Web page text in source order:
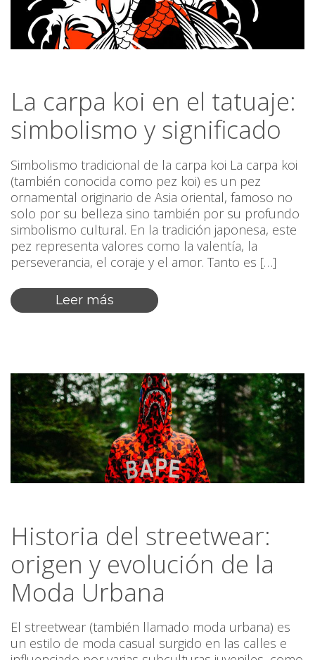
La carpa koi en el tatuaje:
simbolismo y significado
Simbolismo tradicional de la carpa koi La carpa koi
(también conocida como pez koi) es un pez
ornamental originario de Asia oriental, famoso no
solo por su belleza sino también por su profundo
simbolismo cultural. En la tradición japonesa, este
pez representa valores como la valentía, la
perseverancia, el coraje y el amor. Tanto es […]
Leer más
Historia del streetwear:
origen y evolución de la
Moda Urbana
El streetwear (también llamado moda urbana) es
un estilo de moda casual surgido en las calles e